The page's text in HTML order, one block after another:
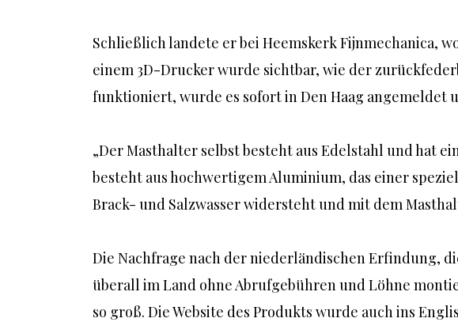
Schließlich landete er bei Heemskerk Fijnmechanica,
einem 3D-Drucker wurde sichtbar, wie der
funktioniert, wurde es sofort in Den Haag angemeldet
„Der Masthalter selbst besteht aus Edelstahl und hat
besteht aus hochwertigem Aluminium, das einer
Brack- und Salzwasser widersteht und mit dem
Die Nachfrage nach der niederländischen Erfindung,
überall im Land ohne Abrufgebühren und Löhne
so groß. Die Website des Produkts wurde auch ins